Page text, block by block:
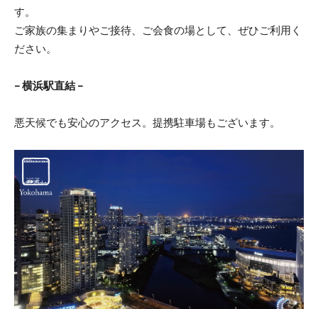
す。
ご家族の集まりやご接待、ご会食の場として、ぜひご利用く
ださい。
– 横浜駅直結 –
悪天候でも安心のアクセス。提携駐車場もございます。